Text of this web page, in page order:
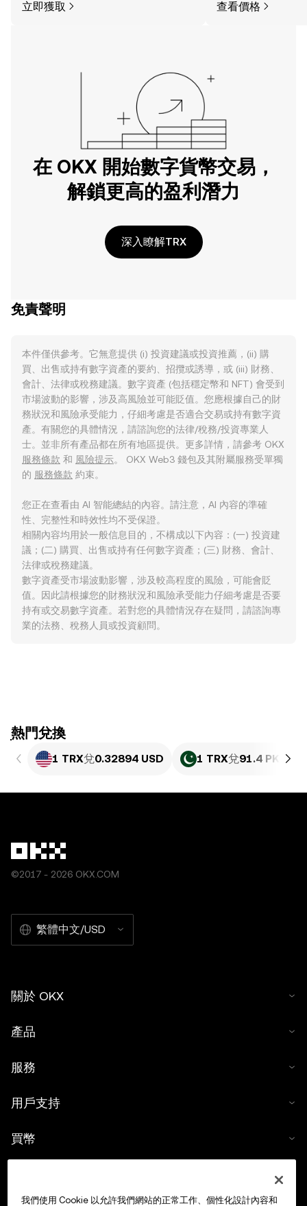
立即獲取 查看價格
在 OKX 開始數字貨幣交易，
解鎖更高的盈利潛力
深入瞭解TRX
免責聲明
本件僅供參考。它無意提供 (i) 投資建議或投資推薦，(ii) 購
買、出售或持有數字資產的要約、招攬或誘導，或 (iii) 財務、
會計、法律或稅務建議。數字資產 (包括穩定幣和 NFT) 會受到
市場波動的影響，涉及高風險並可能貶值。您應根據自己的財
務狀況和風險承受能力，仔細考慮是否適合交易或持有數字資
產。有關您的具體情況，請諮詢您的法律/稅務/投資專業人
士。並非所有產品都在所有地區提供。更多詳情，請參考 OKX
服務條款 和 風險提示。 OKX Web3 錢包及其附屬服務受單獨
的 服務條款 約束。
您正在查看由 AI 智能總結的內容。請注意，AI 內容的準確
性、完整性和時效性均不受保證。
相關內容均用於一般信息目的，不構成以下內容：(一) 投資建
議；(二) 購買、出售或持有任何數字資產；(三) 財務、會計、
法律或稅務建議。
數字資產受市場波動影響，涉及較高程度的風險，可能會貶
值。因此請根據您的財務狀況和風險承受能力仔細考慮是否要
持有或交易數字資產。若對您的具體情況存在疑問，請諮詢專
業的法務、稅務人員或投資顧問。
ִִִִִִִִִִִִִִִִִִִִִִִִִִִִִִִִִִִִִִִִִִִִִִִִ熱門兌換
1 TRX兌0.32894 USD 1 TRX兌91.4 PKR
©2017 - 2026 OKX.COM
繁體中文/USD
關於 OKX
產品
服務
用戶支持
買幣
我們使用 Cookie 以允許我們網站的正常工作、個性化設計內容和